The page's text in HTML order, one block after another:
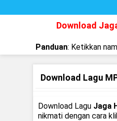
Download
Panduan: Ketikkan
Download Lagu
Download Lagu Jaga
nikmati dengan cara